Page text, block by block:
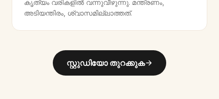
കൃത്യം വരികളിൽ വന്നുവീഴുന്നു. മന്ത്രണം,
അടിയന്തിരം, ശ്വാസമില്ലാത്തത്.
സ്റ്റുഡിയോ തുറക്കുക